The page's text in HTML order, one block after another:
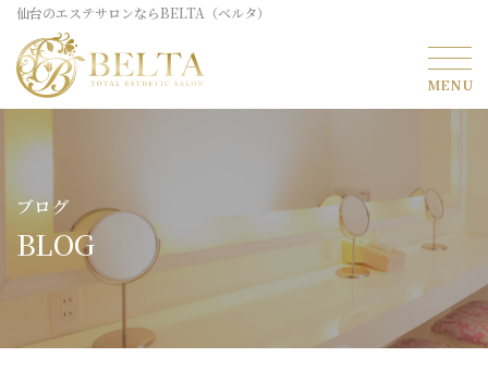
仙台のエステサロンならBELTA（ベルタ）
ブログ
BLOG